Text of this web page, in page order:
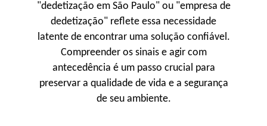
"dedetização em São Paulo" ou "empresa de
dedetização" reflete essa necessidade
latente de encontrar uma solução confiável.
Compreender os sinais e agir com
antecedência é um passo crucial para
preservar a qualidade de vida e a segurança
de seu ambiente.